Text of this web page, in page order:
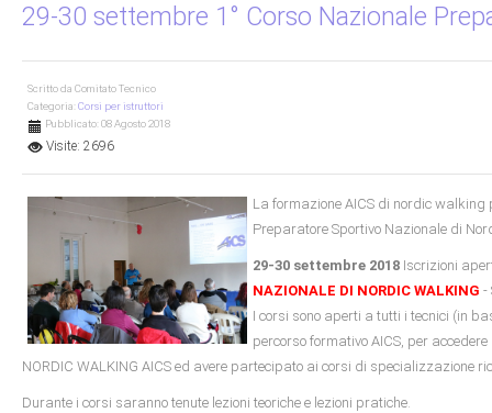
29-30 settembre 1° Corso Nazionale
Scritto da Comitato Tecnico
Categoria:Corsi per istruttori
Pubblicato: 08 Agosto 2018
Visite: 2696
La formazione AICS di nordic walking
Preparatore Sportivo Nazionale di
29-30 settembre 2018 Iscrizioni
NAZIONALE DI NORDIC WALKING -
I corsi sono aperti a tutti i tecnici (in
percorso formativo AICS, per
NORDIC WALKING AICS ed avere partecipato ai corsi di specializzazione
Durante i corsi saranno tenute lezioni teoriche e lezioni pratiche.